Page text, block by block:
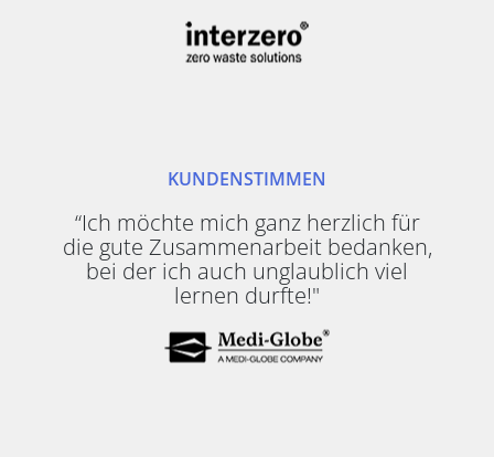
KUNDENSTIMMEN
“Ich möchte mich ganz herzlich für
die gute Zusammenarbeit bedanken,
bei der ich auch unglaublich viel
lernen durfte!"